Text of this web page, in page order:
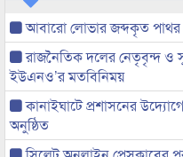
আবারো লোভার জব্দকৃত পাথর
রাজনৈতিক দলের নেতৃবৃন্দ ও
ইউএনও’র মতবিনিময়
কানাইঘাটে প্রশাসনের
অনুষ্ঠিত